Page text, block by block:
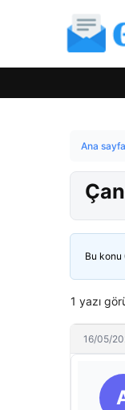
Ana sayfa
Bu konu
1 yazı
16/05/